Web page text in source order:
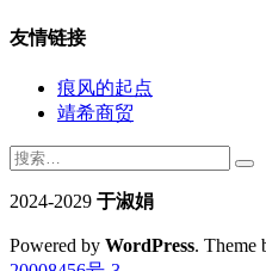
友情链接
痕风的起点
靖希商贸
2024-2029 于淑娟
Powered by WordPress. Theme